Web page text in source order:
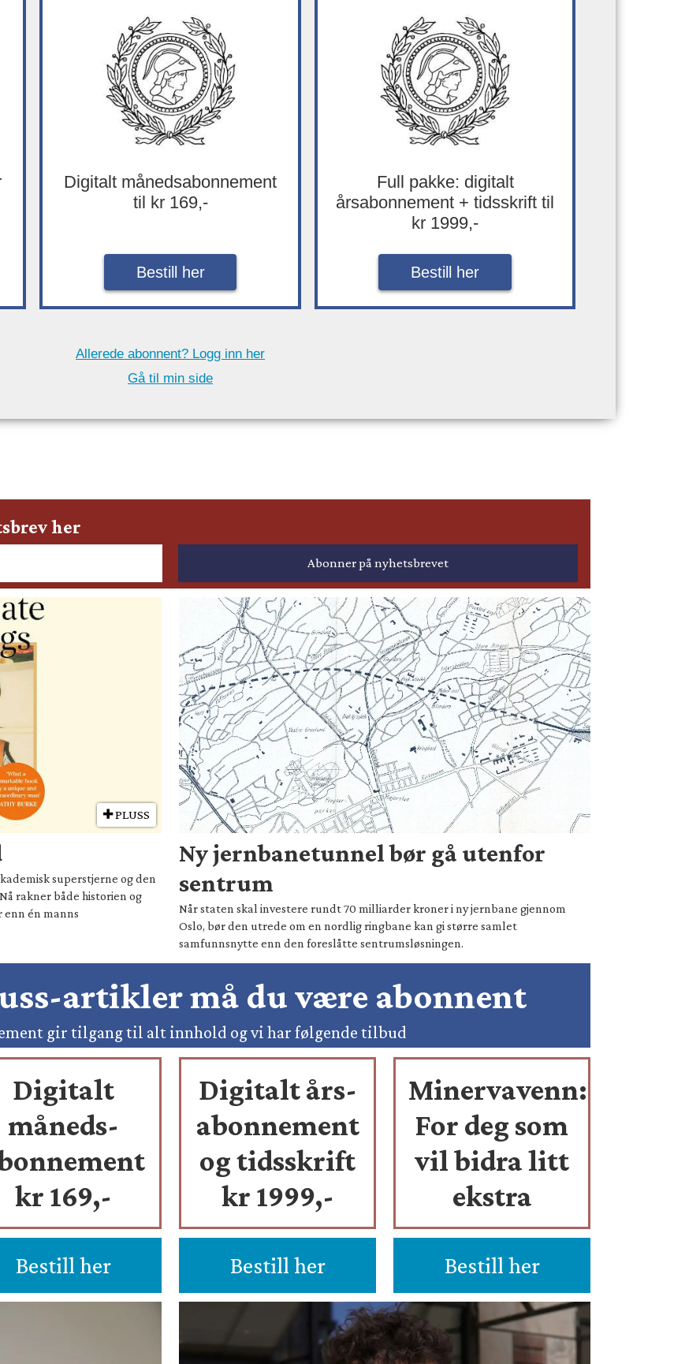
Digitalt månedsabonnement
til kr 169,-
Bestill her
Full pakke: digitalt
årsabonnement + tidsskrift til
kr 1999,-
Bestill her
Allerede abonnent? Logg inn her
Gå til min side
her
PLUSS
superstjerne og den
rakner både historien og
én manns
Ny jernbanetunnel bør gå utenfor
sentrum
Når staten skal investere rundt 70 milliarder kroner i ny jernbane gjennom
Oslo, bør den utrede om en nordlig ringbane kan gi større samlet
samfunnsnytte enn den foreslåtte sentrumsløsningen.
artikler må du være abonnent
gir tilgang til alt innhold og vi har følgende tilbud
Digitalt
måneds-
kr 169,-
Bestill her
Digitalt års-
abonnement
og tidsskrift
kr 1999,-
Bestill her
Minervavenn:
For deg som
vil bidra litt
ekstra
Bestill her